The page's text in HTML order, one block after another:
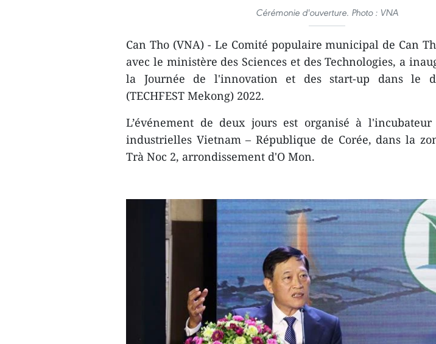
Cérémonie d'ouverture. Photo : VNA
Can Tho (VNA) - Le Comité populaire municipal de Can
avec le ministère des Sciences et des Technologies, a
la Journée de l'innovation et des start-up dans le
(TECHFEST Mekong) 2022.
L’événement de deux jours est organisé à l'incubateur
industrielles Vietnam – République de Corée, dans la
Trà Noc 2, arrondissement d'O Mon.